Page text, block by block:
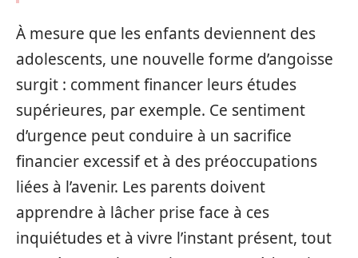
À mesure que les enfants deviennent des
adolescents, une nouvelle forme d’angoisse
surgit : comment financer leurs études
supérieures, par exemple. Ce sentiment
d’urgence peut conduire à un sacrifice
financier excessif et à des préoccupations
liées à l’avenir. Les parents doivent
apprendre à lâcher prise face à ces
inquiétudes et à vivre l’instant présent, tout